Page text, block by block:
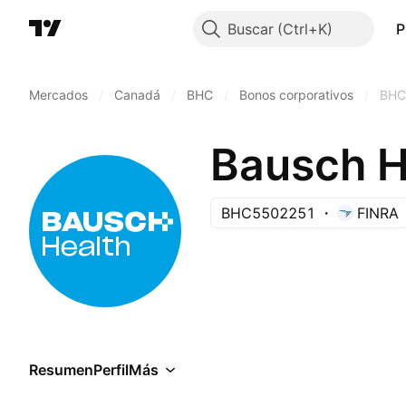
Buscar
Mercados Canadá BHC Bonos corporativos
BHC5502251 FINRA
ResumenPerfilMás